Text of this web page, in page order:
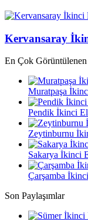
Kervansaray
En Çok
Muratpaşa
Pendik İkinci
Zeytinburnu
Sakarya İkinci
Çarşamba
Son Paylaşımlar